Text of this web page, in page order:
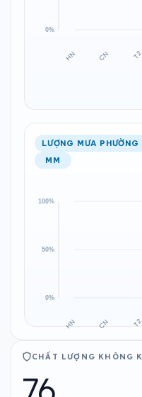
LƯỢNG MƯA
MM
CHẤT LƯỢNG KHÔNG